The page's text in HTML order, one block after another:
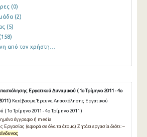
(0)
(2)
(5)
(158)
από τον χρήστη…
Εργατικού Δυναμικού ( 1ο Τρίμηνο 2011 - 4ο
) Κατέβασμα Έρευνα Απασχόλησης Εργατικού
( 1ο Τρίμηνο 2011 - 4ο Τρίμηνο 2011 )
έγγραφο ή media
Eργασίας (αφορά σε όλα τα άτομα) Zητάει εργασία διότι: –